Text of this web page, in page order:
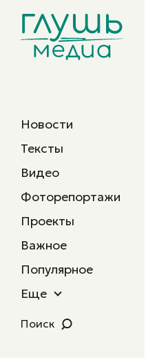
Новости
Тексты
Видео
Фоторепортажи
Проекты
Важное
Популярное
Еще
Поиск